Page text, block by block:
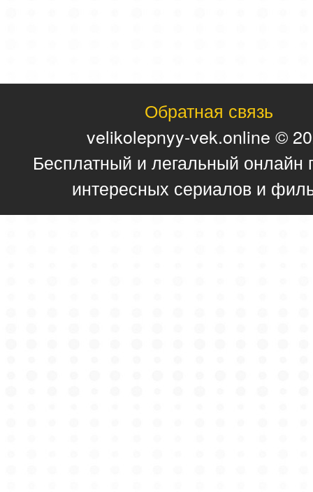
Обратная связь
velikolepnyy-vek.online ©
Бесплатный и легальный онлайн
интересных сериалов и